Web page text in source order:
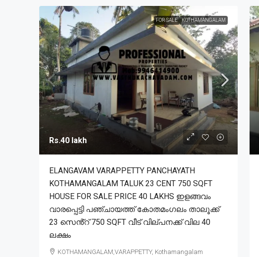
FOR SALE KOTHAMANGALAM
Rs.40 lakh
ELANGAVAM VARAPPETTY PANCHAYATH
KOTHAMANGALAM TALUK 23 CENT 750 SQFT
HOUSE FOR SALE PRICE 40 LAKHS ഇളങ്ങവം
വാരപ്പെട്ടി പഞ്ചായത്ത് കോതമംഗലം താലൂക്ക്
23 സെൻ്റ് 750 SQFT വീട് വില്പനക്ക് വില 40
ലക്ഷം
KOTHAMANGALAM,VARAPPETTY, Kothamangalam